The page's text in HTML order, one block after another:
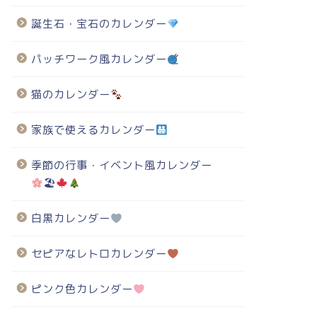
誕生石・宝石のカレンダー
パッチワーク風カレンダー
猫のカレンダー
家族で使えるカレンダー
季節の行事・イベント風カレンダー
🏖
白黒カレンダー
セピアなレトロカレンダー
ピンク色カレンダー